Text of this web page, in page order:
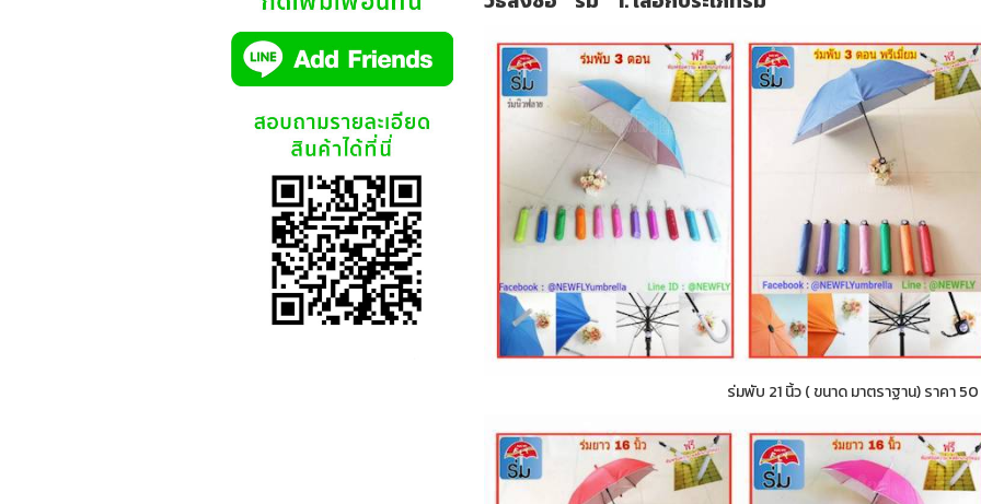
ร่มพับ 21 นิ้ว ( ขนาด มาตราฐาน) ราคา